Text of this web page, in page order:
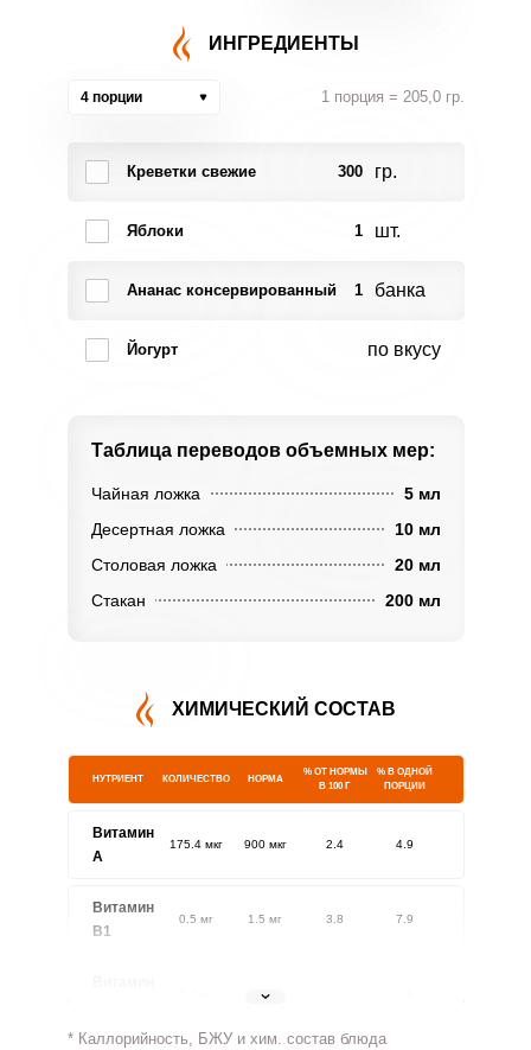
ИНГРЕДИЕНТЫ
4 порции 1 порция = 205,0 гр.
Креветки свежие 300 гр.
Яблоки 1 шт.
Ананас консервированный 1 банка
Йогурт по вкусу
Таблица переводов объемных мер:
Чайная ложка
5 мл
Десертная ложка
10 мл
Столовая ложка
20 мл
Стакан
200 мл
ХИМИЧЕСКИЙ СОСТАВ
НУТРИЕНТ КОЛИЧЕСТВО НОРМА
% ОТ НОРМЫ
В 100 Г
% В ОДНОЙ
ПОРЦИИ
Витамин
A
175.4 мкг 900 мкг 2.4 4.9
Витамин
В1
0.5 мг 1.5 мг 3.8 7.9
1.8 мг
* Каллорийность, БЖУ и хим. состав блюда